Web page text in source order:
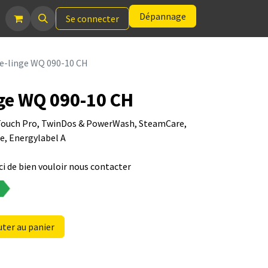
Se connecter Dépannage
linge WQ 090-10 CH
WQ 090-10 CH
Pro, TwinDos & PowerWash, SteamCare,
Energylabel A
de bien vouloir nous contacter
au panier